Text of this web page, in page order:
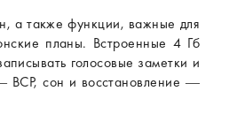
а также функции, важные для
планы. Встроенные 4 Гб
голосовые заметки и
ВСР, сон и восстановление —